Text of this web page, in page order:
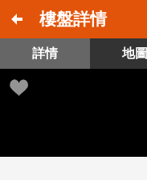
樓盤詳情
詳情 地圖